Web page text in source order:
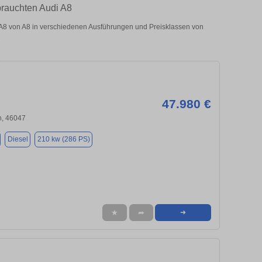
Audi A8
von A8 in verschiedenen Ausführungen und Preisklassen von
47.980 €
46047
Diesel 210 kw (286 PS)
★ ➦ ➜